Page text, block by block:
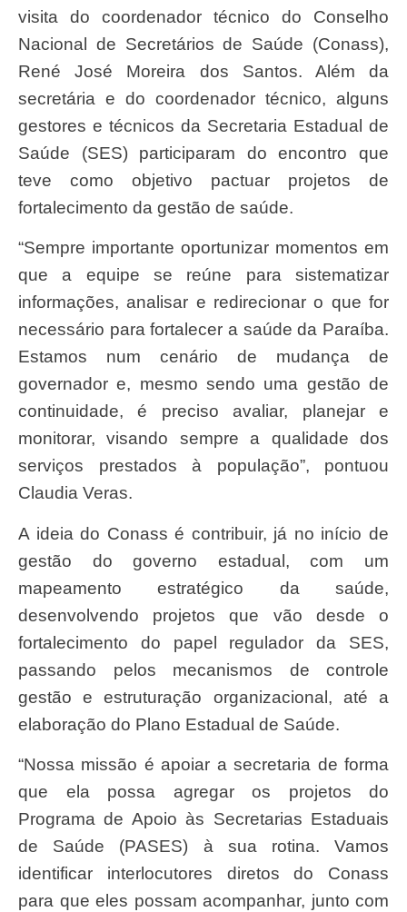
visita do coordenador técnico do Conselho
Nacional de Secretários de Saúde (Conass),
René José Moreira dos Santos. Além da
secretária e do coordenador técnico, alguns
gestores e técnicos da Secretaria Estadual de
Saúde (SES) participaram do encontro que
teve como objetivo pactuar projetos de
fortalecimento da gestão de saúde.
“Sempre importante oportunizar momentos em
que a equipe se reúne para sistematizar
informações, analisar e redirecionar o que for
necessário para fortalecer a saúde da Paraíba.
Estamos num cenário de mudança de
governador e, mesmo sendo uma gestão de
continuidade, é preciso avaliar, planejar e
monitorar, visando sempre a qualidade dos
serviços prestados à população”, pontuou
Claudia Veras.
A ideia do Conass é contribuir, já no início de
gestão do governo estadual, com um
mapeamento estratégico da saúde,
desenvolvendo projetos que vão desde o
fortalecimento do papel regulador da SES,
passando pelos mecanismos de controle
gestão e estruturação organizacional, até a
elaboração do Plano Estadual de Saúde.
“Nossa missão é apoiar a secretaria de forma
que ela possa agregar os projetos do
Programa de Apoio às Secretarias Estaduais
de Saúde (PASES) à sua rotina. Vamos
identificar interlocutores diretos do Conass
para que eles possam acompanhar, junto com